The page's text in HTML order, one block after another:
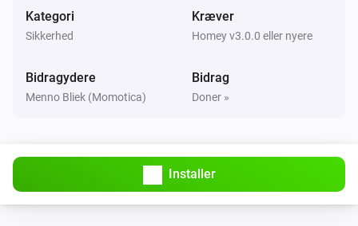
Kategori
Sikkerhed
Kræver
Homey v3.0.0 eller nyere
Bidragydere
Menno Bliek (Momotica)
Bidrag
Doner »
Installer